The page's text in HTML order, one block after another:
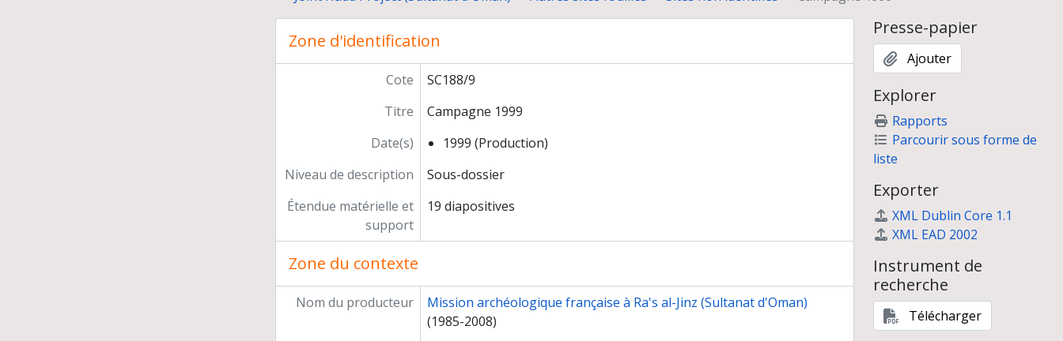
Prospections des sites de l'Age du Bronze au Yémen
Photographies numériques
Préparation de publications
Participation à l'exposition "Ancient Rome and India" (Inde)
Enseignement et formation
Participation à des instances décisionnelles ou consultatives
Autres responsabilités
Carrière
Zone d'identification
Cote
SC188/9
Titre
Campagne 1999
Date(s)
1999 (Production)
Niveau de description
Sous-dossier
Étendue matérielle et
support
19 diapositives
Zone du contexte
Nom du producteur
Mission archéologique française à Ra's al-Jinz (Sultanat d'Oman)
(1985-2008)
Presse-papier
Ajouter
Explorer
Rapports
Parcourir sous forme de
liste
Exporter
XML Dublin Core 1.1
XML EAD 2002
Instrument de
recherche
Télécharger